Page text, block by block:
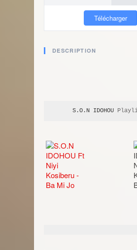
Télécharger
DESCRIPTION
S.O.N IDOHOU